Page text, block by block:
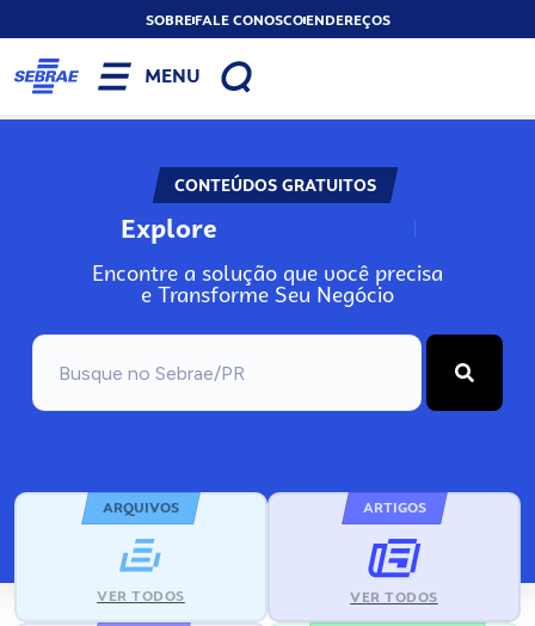
SOBREFALE CONOSCOENDEREÇOS
MENU
CONTEÚDOS GRATUITOS
Explore N
Encontre a solução que você precisa
e Transforme Seu Negócio
ARQUIVOS
VER TODOS
ARTIGOS
VER TODOS